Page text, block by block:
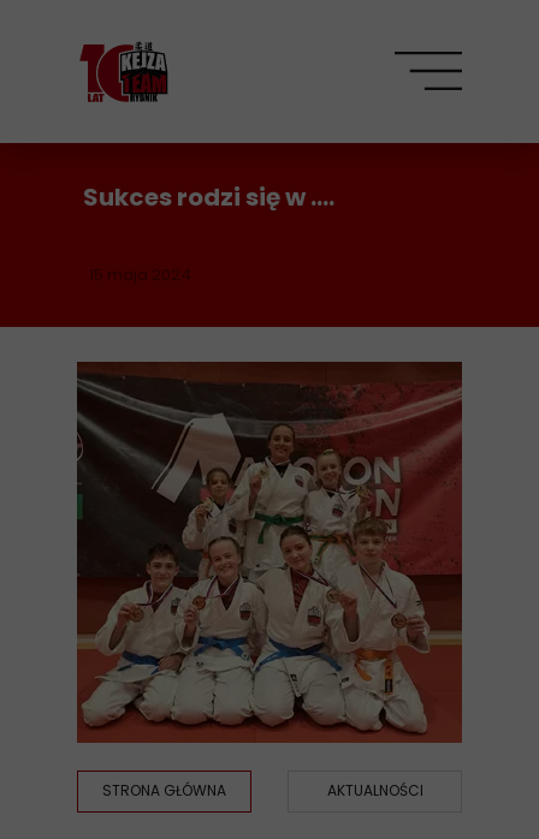
STRONA GŁÓWNA AKTUALNOŚCI
15 maja 2024
Sukces rodzi się w ....